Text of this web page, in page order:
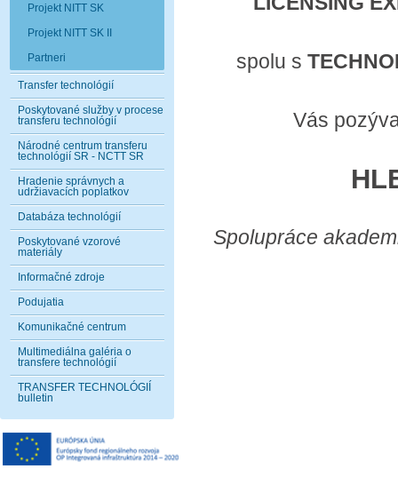
Projekt NITT SK
Projekt NITT SK II
Partneri
Transfer technológií
Poskytované služby v procese
transferu technológií
Národné centrum transferu
technológií SR - NCTT SR
Hradenie správnych a
udržiavacích poplatkov
Databáza technológií
Poskytované vzorové
materiály
Informačné zdroje
Podujatia
Komunikačné centrum
Multimediálna galéria o
transfere technológií
TRANSFER TECHNOLÓGIÍ
bulletin
spolu s
Vás
Spolupráce